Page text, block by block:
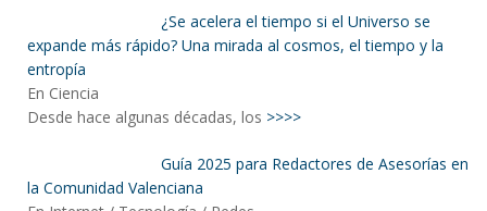
¿Se acelera el tiempo si el Universo se
expande más rápido? Una mirada al cosmos, el tiempo y la
entropía
En Ciencia
Desde hace algunas décadas, los >>>>
Guía 2025 para Redactores de Asesorías en
la Comunidad Valenciana